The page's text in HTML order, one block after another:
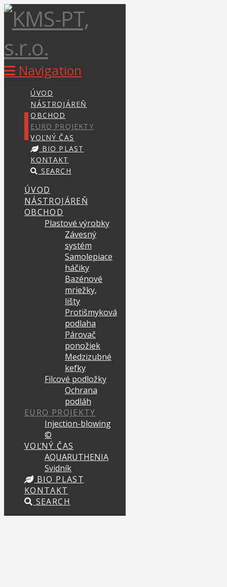
Navigation
ÚVOD
NÁSTROJÁREŇ
OBCHOD
EURO PROJEKTY
VOĽNÝ ČAS
BIO PLAST
KONTAKT
SEARCH
ÚVOD
NÁSTROJÁREŇ
OBCHOD
Plastové výrobky
Závesný
systém
Samolepiace
háčiky
Bazénové
mriežky,
lišty
Protišmyková
podlaha
Párovač
ponožiek
Medzizubné
kefky
Filcové podložky
Ochrana
podláh
EURO PROJEKTY
Injection-blowing
©
VOĽNÝ ČAS
AQUARUTHENIA
Svidník
BIO PLAST
KONTAKT
SEARCH